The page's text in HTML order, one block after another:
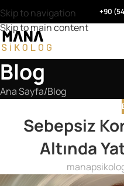
Skip to navigation
Skip to main content
+90
Blog
Ana Sayfa Blog
Sebepsiz
Altında